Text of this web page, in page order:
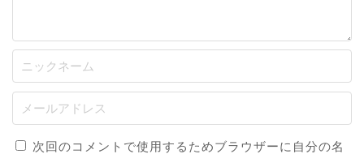
次回のコメントで使用するためブラウザーに自分の名